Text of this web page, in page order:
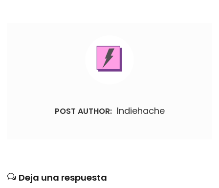
POST AUTHOR: Indiehache
Deja una respuesta